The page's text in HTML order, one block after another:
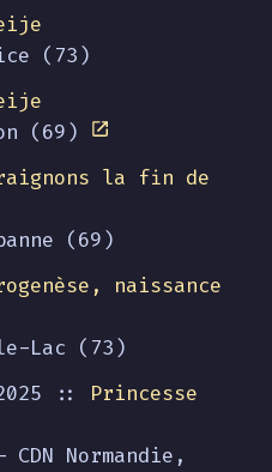
(73)
(69)
la fin de
(69)
naissance
Lac (73)
:: Princesse
Normandie,